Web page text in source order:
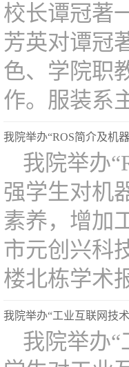
校长谭冠著
芳英对谭冠
色、学院职
作。服装系
我院举办“ROS简介及机
我院举办
强学生对机
素养，增加
市元创兴科
楼北栋学术
我院举办“工业互联网技
我院举办